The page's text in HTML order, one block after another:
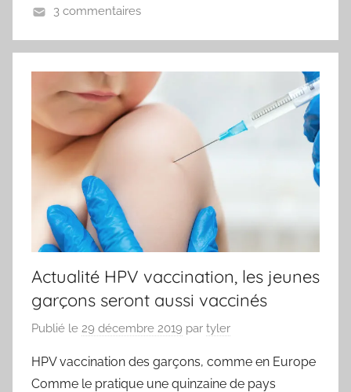
3 commentaires
Actualité HPV vaccination, les jeunes
garçons seront aussi vaccinés
Publié le 29 décembre 2019 par tyler
HPV vaccination des garçons, comme en Europe
Comme le pratique une quinzaine de pays